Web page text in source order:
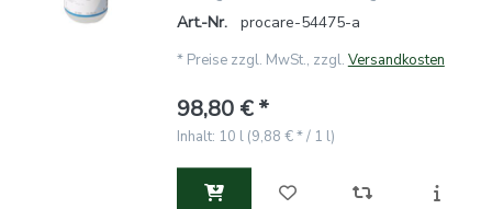
Art.-Nr.
procare-54475-a
* Preise zzgl. MwSt., zzgl. Versandkosten
98,80 € *
Inhalt: 10 l (9,88 € * / 1 l)